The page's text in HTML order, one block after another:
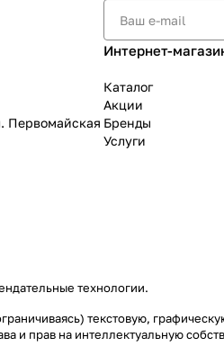
Первомайская
Интернет-
Каталог
Акции
Бренды
Услуги
технологии.
текстовую,
и прав на интеллектуальную